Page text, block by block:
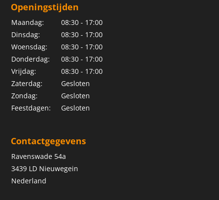
Openingstijden
Maandag:
08:30 - 17:00
Dinsdag:
08:30 - 17:00
Woensdag:
08:30 - 17:00
Donderdag:
08:30 - 17:00
Vrijdag:
08:30 - 17:00
Zaterdag:
Gesloten
Zondag:
Gesloten
Feestdagen:
Gesloten
Contactgegevens
Ravenswade 54a
3439 LD Nieuwegein
Nederland